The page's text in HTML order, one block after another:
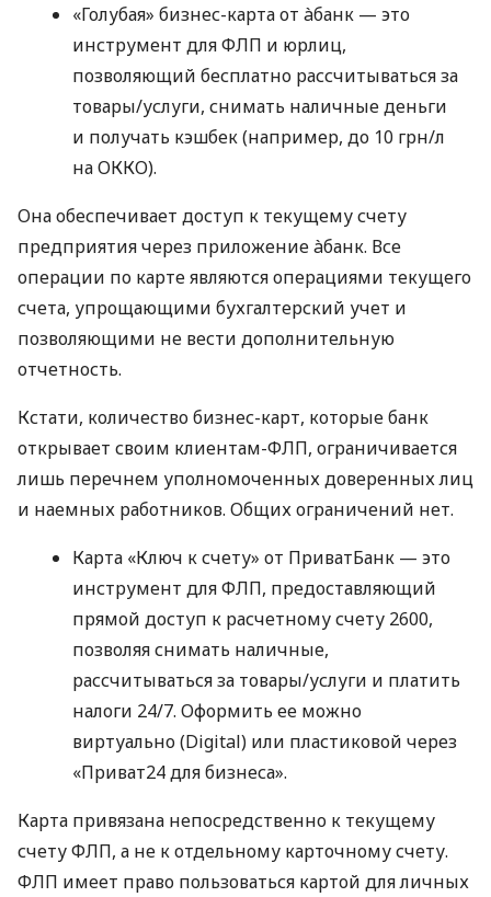
«Голубая» бизнес-карта от àбанк — это
инструмент для ФЛП и юрлиц,
позволяющий бесплатно рассчитываться за
товары/услуги, снимать наличные деньги
и получать кэшбек (например, до 10 грн/л
на ОККО).
Она обеспечивает доступ к текущему счету
предприятия через приложение àбанк. Все
операции по карте являются операциями текущего
счета, упрощающими бухгалтерский учет и
позволяющими не вести дополнительную
отчетность.
Кстати, количество бизнес-карт, которые банк
открывает своим клиентам-ФЛП, ограничивается
лишь перечнем уполномоченных доверенных лиц
и наемных работников. Общих ограничений нет.
Карта «Ключ к счету» от ПриватБанк — это
инструмент для ФЛП, предоставляющий
прямой доступ к расчетному счету 2600,
позволяя снимать наличные,
рассчитываться за товары/услуги и платить
налоги 24/7. Оформить ее можно
виртуально (Digital) или пластиковой через
«Приват24 для бизнеса».
Карта привязана непосредственно к текущему
счету ФЛП, а не к отдельному карточному счету.
ФЛП имеет право пользоваться картой для личных